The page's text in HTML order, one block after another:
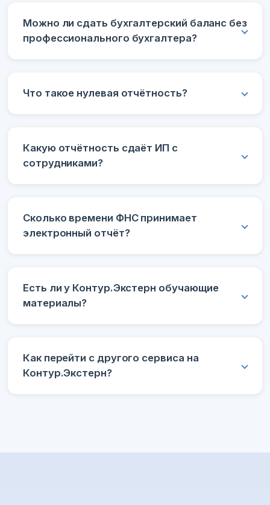
Можно ли сдать бухгалтерский баланс без
профессионального бухгалтера?
Что такое нулевая отчётность?
Какую отчётность сдаёт ИП с
сотрудниками?
Сколько времени ФНС принимает
электронный отчёт?
Есть ли у Контур.Экстерн обучающие
материалы?
Как перейти с другого сервиса на
Контур.Экстерн?